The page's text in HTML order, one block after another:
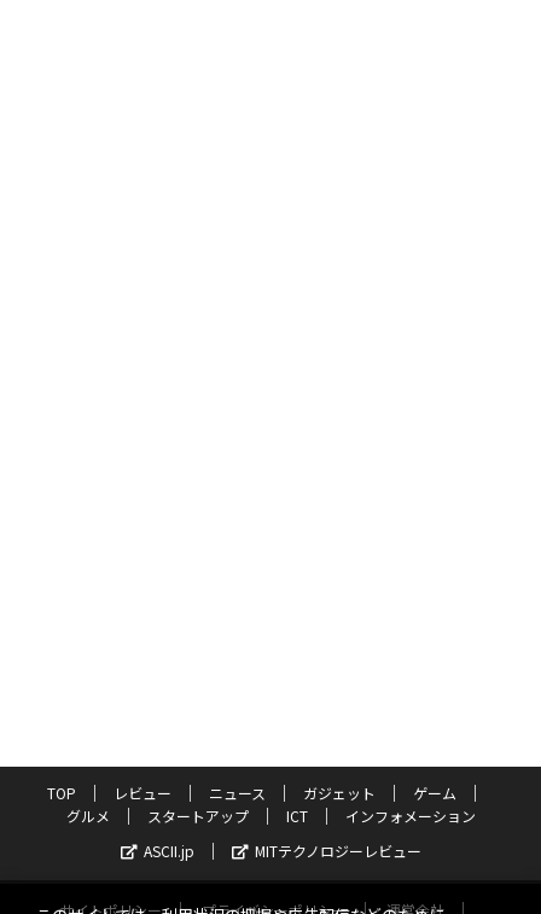
TOP レビュー ニュース ガジェット
ゲーム
グルメ
スタートアップ ICT
インフォメーション
ASCII.jp
MITテクノロジーレビュー
サイトポリシー プライバシーポリシー 運営会社